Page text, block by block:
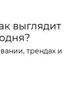
выглядит
трендах и